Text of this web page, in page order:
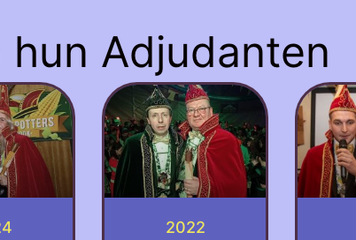
hun Adjudanten
2022